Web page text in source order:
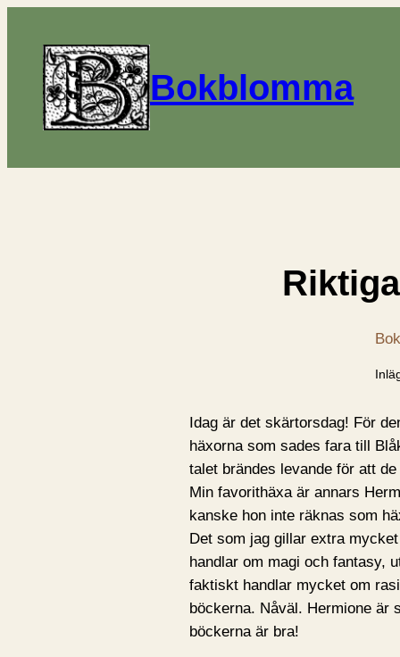
Bokblomma
Idag är det skärtorsdag! För
häxorna som sades fara till
talet brändes levande för att
Min favorithäxa är annars
kanske hon inte räknas som
Det som jag gillar extra
handlar om magi och fantasy,
faktiskt handlar mycket om
böckerna. Nåväl. Hermione är
böckerna är bra!